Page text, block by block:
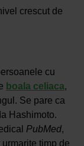
crescut de
cu
boala celiaca,
Se pare ca
Hashimoto.
PubMed,
timp de